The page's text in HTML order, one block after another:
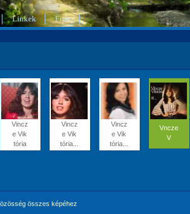
Linkek Friss
Vincz
e Vik
tória
Vincz
e Vik
tória...
Vincz
e Vik
tória...
Vncze
V
összes képéhez